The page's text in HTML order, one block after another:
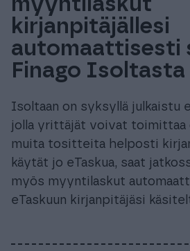
kirjanpitäjällesi
automaattisesti
Finago Isoltasta
Isoltaan on syksyllä julkaistu
jolla yrittäjät voivat toimittaa
muita tositteita helposti
käytät jo eTaskua, saat
myös myyntilaskut
eTaskuun kirjanpitäjäsi